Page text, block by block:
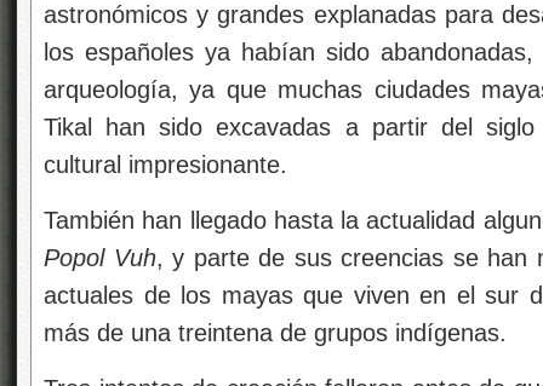
astronómicos y grandes explanadas para
los españoles ya habían sido
arqueología, ya que muchas ciudades
Tikal han sido excavadas a partir del
cultural impresionante.
También han llegado hasta la actualidad
Popol Vuh, y parte de sus creencias se han
actuales de los mayas que viven en el sur
más de una treintena de grupos indígenas.